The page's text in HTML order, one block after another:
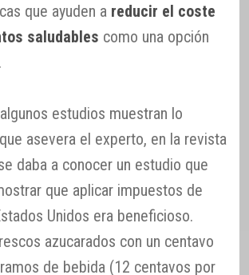
que ayuden a reducir el coste
saludables como una opción
estudios muestran lo
asevera el experto, en la revista
daba a conocer un estudio que
que aplicar impuestos de
Unidos era beneficioso.
azucarados con un centavo
de bebida (12 centavos por